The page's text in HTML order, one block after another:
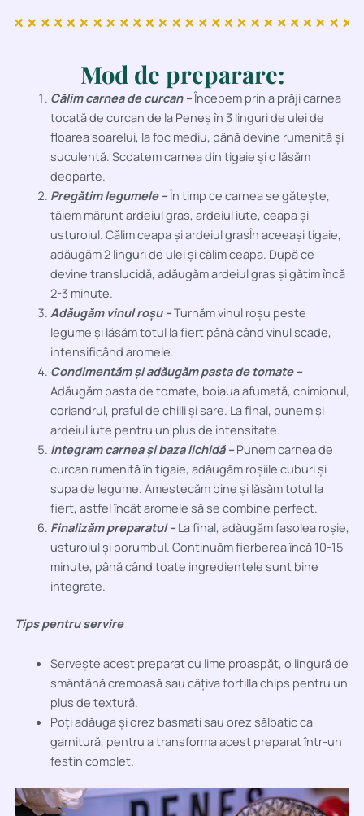
Mod de preparare:
Călim carnea de curcan –Începem prin a prăji carnea
tocată de curcan de la Peneș în 3 linguri de ulei de
floarea soarelui, la foc mediu, până devine rumenită și
suculentă. Scoatem carnea din tigaie și o lăsăm
deoparte.
Pregătim legumele –În timp ce carnea se gătește,
tăiem mărunt ardeiul gras, ardeiul iute, ceapa și
usturoiul. Călim ceapa și ardeiul grasÎn aceeași tigaie,
adăugăm 2 linguri de ulei și călim ceapa. După ce
devine translucidă, adăugăm ardeiul gras și gătim încă
2-3 minute.
Adăugăm vinul roșu –Turnăm vinul roșu peste
legume și lăsăm totul la fiert până când vinul scade,
intensificând aromele.
Condimentăm și adăugăm pasta de tomate –
Adăugăm pasta de tomate, boiaua afumată, chimionul,
coriandrul, praful de chilli și sare. La final, punem și
ardeiul iute pentru un plus de intensitate.
Integram carnea și baza lichidă – Punem carnea de
curcan rumenită în tigaie, adăugăm roșiile cuburi și
supa de legume. Amestecăm bine și lăsăm totul la
fiert, astfel încât aromele să se combine perfect.
Finalizăm preparatul – La final, adăugăm fasolea roșie,
usturoiul și porumbul. Continuăm fierberea încă 10-15
minute, până când toate ingredientele sunt bine
integrate.
Tips pentru servire
Servește acest preparat cu lime proaspăt, o lingură de
smântână cremoasă sau câțiva tortilla chips pentru un
plus de textură.
Poți adăuga și orez basmati sau orez sălbatic ca
garnitură, pentru a transforma acest preparat într-un
festin complet.